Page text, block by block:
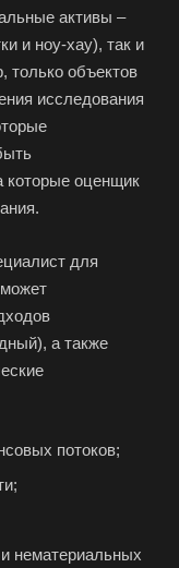
активы –
и ноу-хау), так и
только объектов
исследования
которые оценщик
для
а также
потоков;
нематериальных